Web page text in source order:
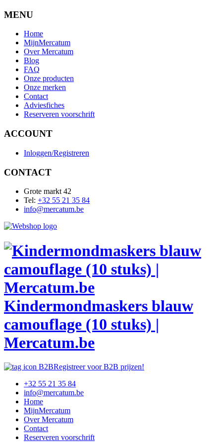
MENU
Home
MijnMercatum
Over Mercatum
Blog
FAQ
Onze producten
Onze merken
Contact
Adviesfiches
Reserveren voorschrift
ACCOUNT
Inloggen/Registreren
CONTACT
Grote markt 42
Tel: +32 55 21 35 84
info@mercatum.be
Kindermondmaskers blauw
camouflage (10 stuks) |
Mercatum.be
Registreer voor B2B prijzen!
+32 55 21 35 84
info@mercatum.be
Home
MijnMercatum
Over Mercatum
Contact
Reserveren voorschrift